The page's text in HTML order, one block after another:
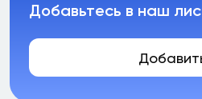
Добавьтесь в наш